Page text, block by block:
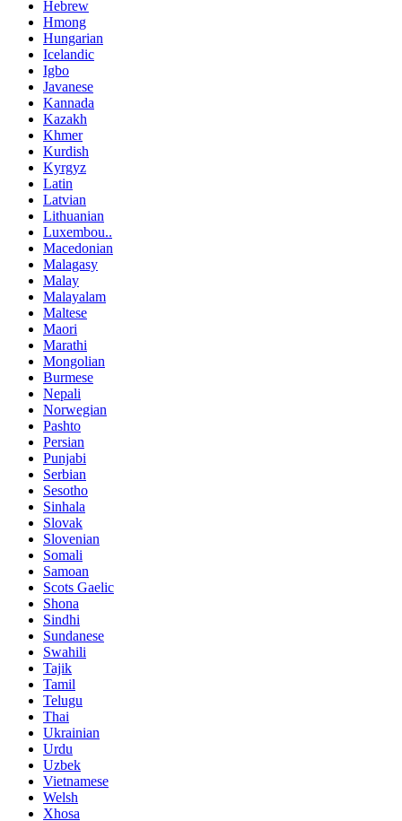
Hebrew
Hmong
Hungarian
Icelandic
Igbo
Javanese
Kannada
Kazakh
Khmer
Kurdish
Kyrgyz
Latin
Latvian
Lithuanian
Luxembou..
Macedonian
Malagasy
Malay
Malayalam
Maltese
Maori
Marathi
Mongolian
Burmese
Nepali
Norwegian
Pashto
Persian
Punjabi
Serbian
Sesotho
Sinhala
Slovak
Slovenian
Somali
Samoan
Scots Gaelic
Shona
Sindhi
Sundanese
Swahili
Tajik
Tamil
Telugu
Thai
Ukrainian
Urdu
Uzbek
Vietnamese
Welsh
Xhosa